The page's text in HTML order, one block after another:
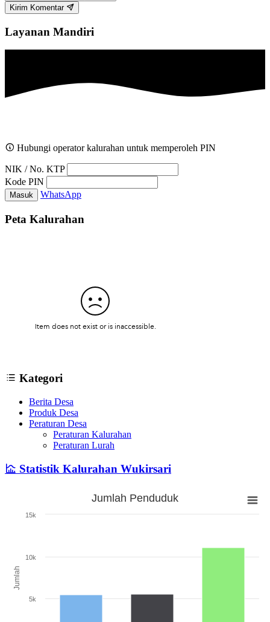
Kirim Komentar
Layanan Mandiri
Hubungi operator kalurahan untuk memperoleh PIN
NIK / No. KTP
Kode PIN
Masuk WhatsApp
Peta Kalurahan
Kategori
Berita Desa
Produk Desa
Peraturan Desa
Peraturan Kalurahan
Peraturan Lurah
Statistik Kalurahan Wukirsari
The chart has 1 Y axis displaying Jumlah. Range: 0 to 15000.
Jumlah
Jumlah Penduduk
5k
10k
15k